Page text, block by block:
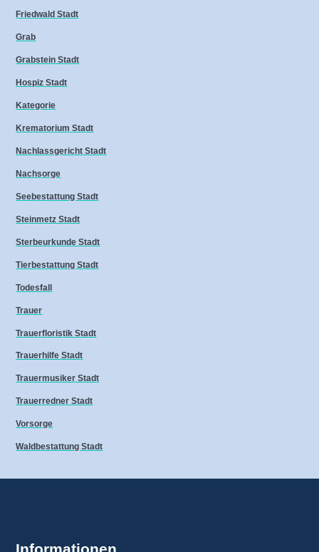
Friedwald Stadt
Grab
Grabstein Stadt
Hospiz Stadt
Kategorie
Krematorium Stadt
Nachlassgericht Stadt
Nachsorge
Seebestattung Stadt
Steinmetz Stadt
Sterbeurkunde Stadt
Tierbestattung Stadt
Todesfall
Trauer
Trauerfloristik Stadt
Trauerhilfe Stadt
Trauermusiker Stadt
Trauerredner Stadt
Vorsorge
Waldbestattung Stadt